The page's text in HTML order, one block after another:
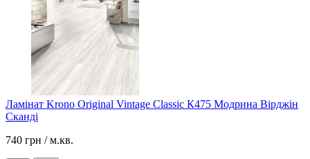
Ламінат Krono Original Vintage Classic К475 Модрина Вірджін
Сканді
740 грн / м.кв.